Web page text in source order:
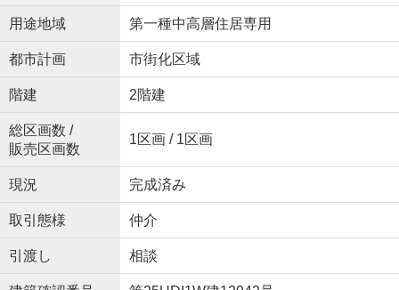
用途地域 第一種中高層住居専用
都市計画 市街化区域
階建 2階建
総区画数 /
販売区画数
1区画 / 1区画
現況 完成済み
取引態様 仲介
引渡し 相談